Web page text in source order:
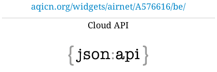
aqicn.org/widgets/airnet/A576616/be/
Cloud API